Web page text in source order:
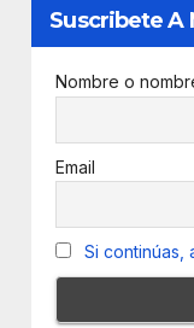
Suscribete A
Nombre o
Email
Si continúas,